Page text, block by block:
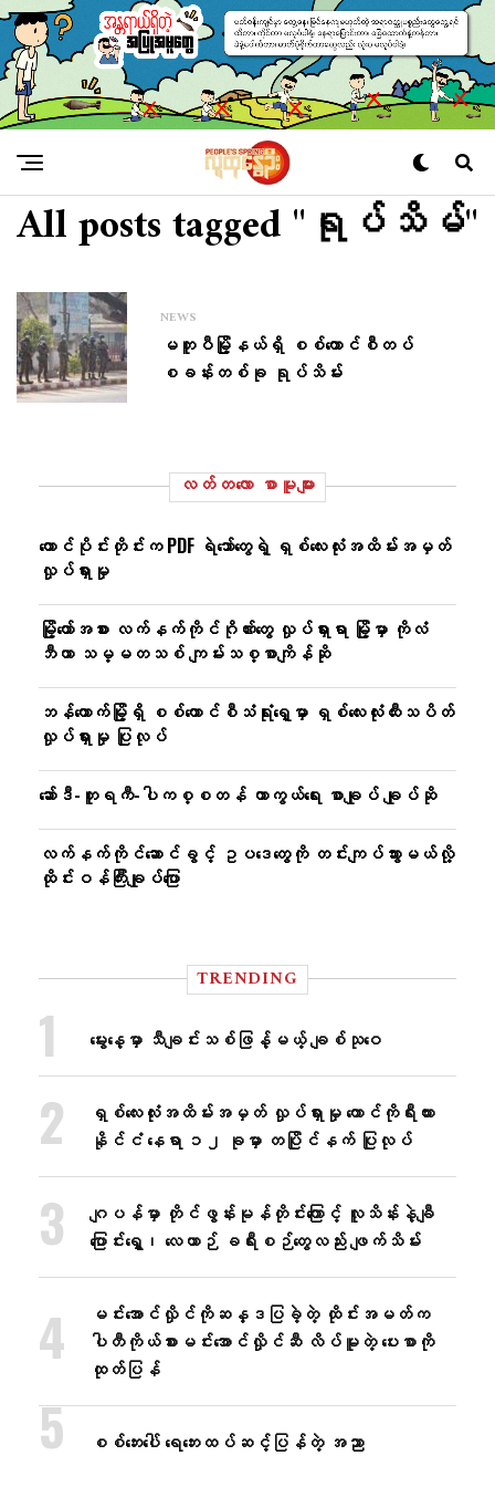
All posts tagged "ရုပ်သိမ်"
NEWS
မတူပီမြို့နယ်ရှိ စစ်ကောင်စီတပ်
စခန်းတစ်ခု ရုပ်သိမ်း
လတ်တ‌လော စာမူများ
တောင်ပိုင်းတိုင်းက PDF ရဲဘော်တွေရဲ့ ရှစ်လေးလုံးအထိမ်းအမှတ်
လှုပ်ရှားမှု
မြို့တော်အစား လက်နက်ကိုင်ဂိုဏ်းတွေ လှုပ်ရှားရာ မြို့မှာ ကိုလံ
ဘီယာ သမ္မတသစ် ကျမ်းသစ္စာကျိန်ဆို
ဘန်ကောက်မြို့ရှိ စစ်ကောင်စီသံရုံးရှေ့မှာ ရှစ်လေးလုံးထီးသပိတ်
လှုပ်ရှားမှု ပြုလုပ်
ဆော်ဒီ-တူရကီ-ပါကစ္စတန် ကာကွယ်ရေး စာချုပ် ချုပ်ဆို
လက်နက်ကိုင်ဆောင်ခွင့် ဥပဒေတွေကို တင်းကျပ်သွားမယ်လို့
ထိုင်းဝန်ကြီးချုပ်ပြော
TRENDING
မွေးနေ့မှာ သီချင်းသစ်ဖြန့်မယ့် ချစ်သုဝေ
ရှစ်လေးလုံးအထိမ်းအမှတ် လှုပ်ရှားမှု တောင်ကိုရီးယား
နိုင်ငံ နေရာ ၁၂ ခုမှာ တပြိုင်နက် ပြုလုပ်
ဂျပန်မှာ တိုင်ဖွန်းမုန်တိုင်းကြောင့် လူသိန်းနဲ့ချီ
ပြောင်းရွှေ့၊ လေယာဉ် ခရီးစဉ်တွေလည်း ဖျက်သိမ်း
မင်းအောင်လှိုင်ကိုဆန္ဒပြခဲ့တဲ့ ထိုင်းအမတ်က
ပါတီကိုယ်စားမင်းအောင်လှိုင်ဆီ လိပ်မူတဲ့ ပေးစာကို
ထုတ်ပြန်
စစ်ဘေးပေါ် ရေဘေးထပ်ဆင့်ပြန်တဲ့ အညာ